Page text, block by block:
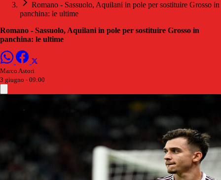
Romano - Sassuolo, Aquilani in pole per sostituire Grosso in
panchina: le ultime
Romano - Sassuolo, Aquilani in pole per sostituire Grosso in
panchina: le ultime
Marco Astori
3 giugno - 09:00